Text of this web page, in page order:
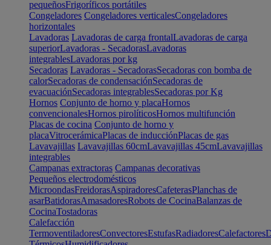
pequeñosFrigoríficos portátiles
Congeladores Congeladores verticalesCongeladores
horizontales
Lavadoras Lavadoras de carga frontalLavadoras de carga
superiorLavadoras - SecadorasLavadoras
integrablesLavadoras por kg
Secadoras Lavadoras - SecadorasSecadoras con bomba de
calorSecadoras de condensaciónSecadoras de
evacuaciónSecadoras integrablesSecadoras por Kg
Hornos Conjunto de horno y placaHornos
convencionalesHornos pirolíticosHornos multifunción
Placas de cocina Conjunto de horno y
placaVitrocerámicaPlacas de inducciónPlacas de gas
Lavavajillas Lavavajillas 60cmLavavajillas 45cmLavavajillas
integrables
Campanas extractoras Campanas decorativas
Pequeños electrodomésticos
MicroondasFreidorasAspiradoresCafeterasPlanchas de
asarBatidorasAmasadoresRobots de CocinaBalanzas de
CocinaTostadoras
Calefacción
TermoventiladoresConvectoresEstufasRadiadoresCalefactores